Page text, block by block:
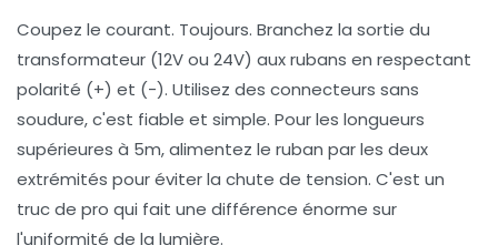
Coupez le courant. Toujours. Branchez la sortie du
transformateur (12V ou 24V) aux rubans en respectant
polarité (+) et (-). Utilisez des connecteurs sans
soudure, c'est fiable et simple. Pour les longueurs
supérieures à 5m, alimentez le ruban par les deux
extrémités pour éviter la chute de tension. C'est un
truc de pro qui fait une différence énorme sur
l'uniformité de la lumière.